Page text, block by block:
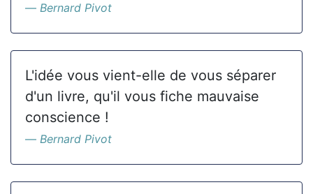
Bernard Pivot
L'idée vous vient-elle de vous séparer
d'un livre, qu'il vous fiche mauvaise
conscience !
Bernard Pivot